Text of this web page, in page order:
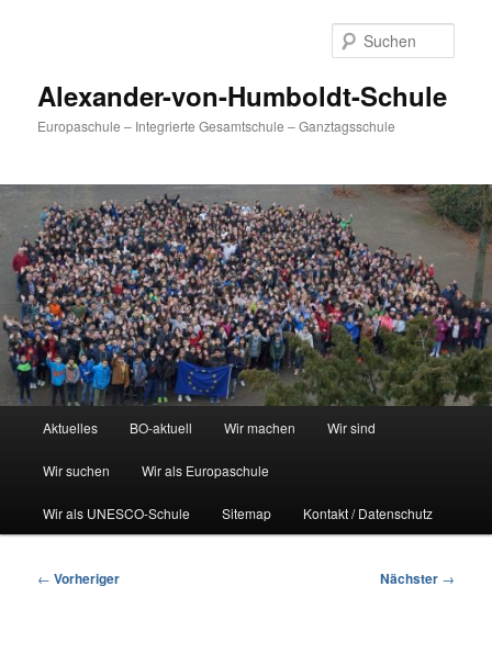
Alexander-von-Humboldt-Schule
Europaschule – Integrierte Gesamtschule – Ganztagsschule
Aktuelles BO-aktuell Wir machen Wir sind
Wir suchen Wir als Europaschule
Wir als UNESCO-Schule Sitemap Kontakt / Datenschutz
Beitragsnavigation
← Vorheriger Nächster →